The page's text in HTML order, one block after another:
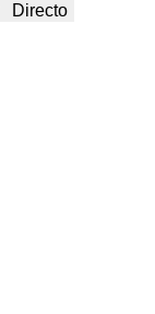
Directo